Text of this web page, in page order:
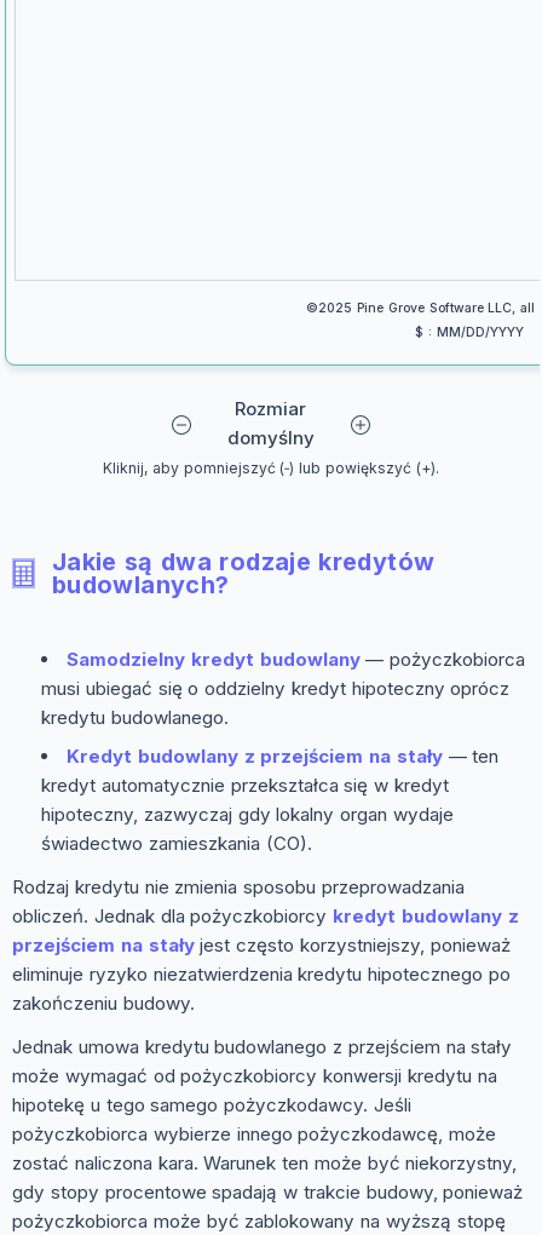
©2025 Pine Grove Software LLC, all
$ : MM/DD/YYYY
Rozmiar
domyślny
Kliknij, aby pomniejszyć (‑) lub powiększyć (+).
Jakie są dwa rodzaje kredytów
budowlanych?
Samodzielny kredyt budowlany— pożyczkobiorca
musi ubiegać się o oddzielny kredyt hipoteczny oprócz
kredytu budowlanego.
Kredyt budowlany z przejściem na stały— ten
kredyt automatycznie przekształca się w kredyt
hipoteczny, zazwyczaj gdy lokalny organ wydaje
świadectwo zamieszkania (CO).
Rodzaj kredytu nie zmienia sposobu przeprowadzania
obliczeń. Jednak dla pożyczkobiorcy kredyt budowlany z
przejściem na stałyjest często korzystniejszy, ponieważ
eliminuje ryzyko niezatwierdzenia kredytu hipotecznego po
zakończeniu budowy.
Jednak umowa kredytu budowlanego z przejściem na stały
może wymagać od pożyczkobiorcy konwersji kredytu na
hipotekę u tego samego pożyczkodawcy. Jeśli
pożyczkobiorca wybierze innego pożyczkodawcę, może
zostać naliczona kara. Warunek ten może być niekorzystny,
gdy stopy procentowe spadają w trakcie budowy, ponieważ
pożyczkobiorca może być zablokowany na wyższą stopę